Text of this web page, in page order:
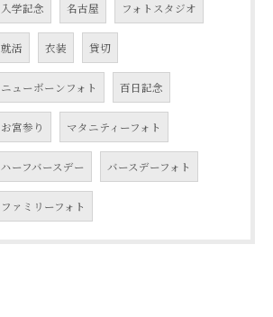
入学記念 名古屋 フォトスタジオ
就活 衣装 貸切
ニューボーンフォト 百日記念
お宮参り マタニティーフォト
ハーフバースデー バースデーフォト
ファミリーフォト